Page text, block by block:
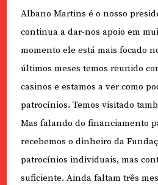
Albano Martins é o nosso
continua a dar-nos apoio em
momento ele está mais focado
últimos meses temos reunido
casinos e estamos a ver como
patrocínios. Temos visitado
Mas falando do financiamento
recebemos o dinheiro da
patrocínios individuais, mas
suficiente. Ainda faltam três